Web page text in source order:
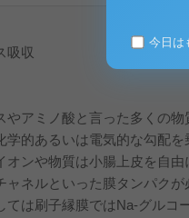
吸収
アミノ酸と言った多くの
学的あるいは電気的な勾配
オンや物質は小腸上皮を自
ャネルといった膜タンパクが
ては刷子縁膜ではNa-グルコ
今日は